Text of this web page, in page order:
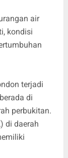
air
kondisi
terjadi
di
perbukitan.
di daerah